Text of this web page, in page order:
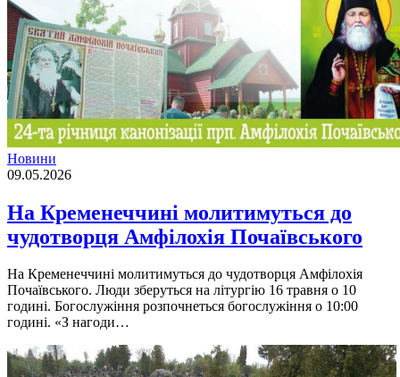
Новини
09.05.2026
На Кременеччині молитимуться до
чудотворця Амфілохія Почаївського
На Кременеччині молитимуться до чудотворця Амфілохія
Почаївського. Люди зберуться на літургію 16 травня о 10
годині. Богослужіння розпочнеться богослужіння о 10:00
годині. «З нагоди…